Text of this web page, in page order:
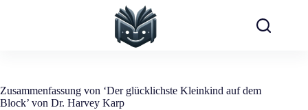
Zusammenfassung von ‘Der glücklichste Kleinkind auf dem
Block’ von Dr. Harvey Karp